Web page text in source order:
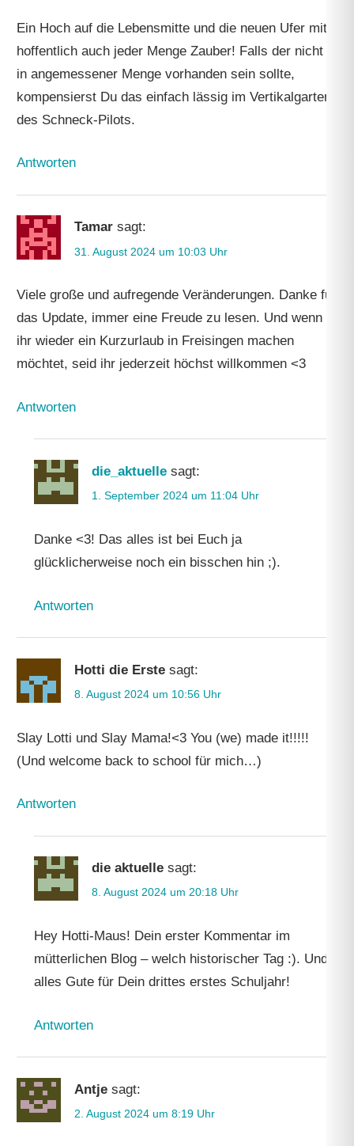
Ein Hoch auf die Lebensmitte und die neuen Ufer mit
hoffentlich auch jeder Menge Zauber! Falls der nicht
in angemessener Menge vorhanden sein sollte,
kompensierst Du das einfach lässig im Vertikalgarten
des Schneck-Pilots.
Antworten
Tamar sagt:
31. August 2024 um 10:03 Uhr
Viele große und aufregende Veränderungen. Danke für
das Update, immer eine Freude zu lesen. Und wenn
ihr wieder ein Kurzurlaub in Freisingen machen
möchtet, seid ihr jederzeit höchst willkommen <3
Antworten
die_aktuelle sagt:
1. September 2024 um 11:04 Uhr
Danke <3! Das alles ist bei Euch ja
glücklicherweise noch ein bisschen hin ;).
Antworten
Hotti die Erste sagt:
8. August 2024 um 10:56 Uhr
Slay Lotti und Slay Mama!<3 You (we) made it!!!!!
(Und welcome back to school für mich…)
Antworten
die aktuelle sagt:
8. August 2024 um 20:18 Uhr
Hey Hotti-Maus! Dein erster Kommentar im
mütterlichen Blog – welch historischer Tag :). Und
alles Gute für Dein drittes erstes Schuljahr!
Antworten
Antje sagt:
2. August 2024 um 8:19 Uhr